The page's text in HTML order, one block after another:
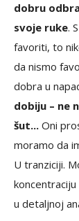
dobru
svoje ruke.
favoriti, to
da nismo
dobra u
dobiju – ne
šut... Oni
moramo da
U tranziciji.
u detaljnoj